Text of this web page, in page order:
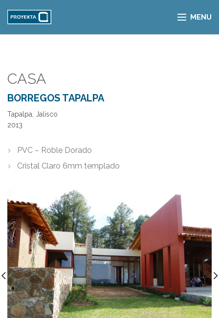
MENU
CASA
BORREGOS TAPALPA
Tapalpa, Jalisco
2013
PVC – Roble Dorado
Cristal Claro 6mm templado